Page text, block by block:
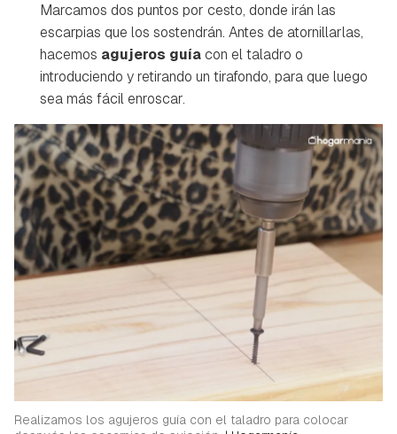
Marcamos dos puntos por cesto, donde irán las
escarpias que los sostendrán. Antes de atornillarlas,
hacemos agujeros guíacon el taladro o
introduciendo y retirando un tirafondo, para que luego
sea más fácil enroscar.
Realizamos los agujeros guía con el taladro para colocar